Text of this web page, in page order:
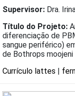
Supervisor: Dra.
Título do Projeto:
diferenciação de
sangue periférico)
de Bothrops
Currículo lattes |